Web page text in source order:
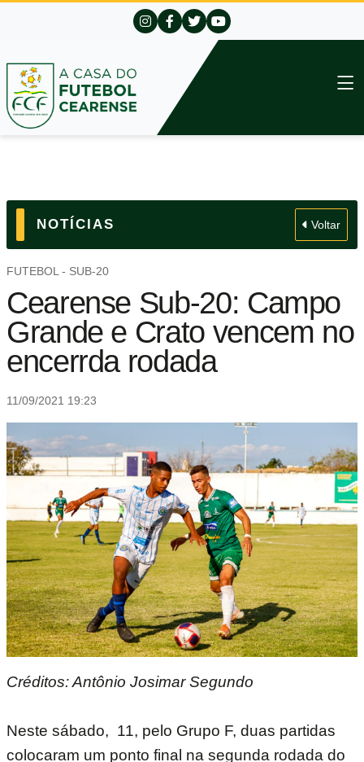
NOTÍCIAS Voltar
FUTEBOL - SUB-20
Cearense Sub-20: Campo
Grande e Crato vencem no
encerrda rodada
11/09/2021 19:23
Créditos: Antônio Josimar Segundo
Neste sábado, 11, pelo Grupo F, duas partidas
colocaram um ponto final na segunda rodada do